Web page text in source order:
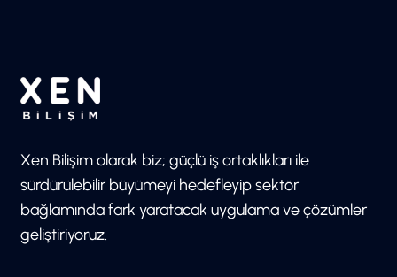
Xen Bilişim olarak biz; güçlü iş ortaklıkları ile
sürdürülebilir büyümeyi hedefleyip sektör
bağlamında fark yaratacak uygulama ve çözümler
geliştiriyoruz.